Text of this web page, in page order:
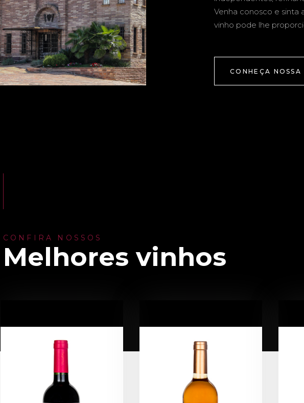
Venha conosco e sinta
vinho pode lhe
CONHEÇA NOSSA
CONFIRA NOSSOS
Melhores vinhos